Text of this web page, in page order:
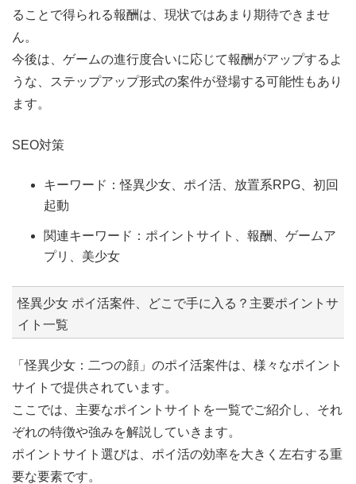
ることで得られる報酬は、現状ではあまり期待できませ
ん。
今後は、ゲームの進行度合いに応じて報酬がアップするよ
うな、ステップアップ形式の案件が登場する可能性もあり
ます。
SEO対策
キーワード：怪異少女、ポイ活、放置系RPG、初回
起動
関連キーワード：ポイントサイト、報酬、ゲームア
プリ、美少女
怪異少女 ポイ活案件、どこで手に入る？主要ポイントサ
イト一覧
「怪異少女：二つの顔」のポイ活案件は、様々なポイント
サイトで提供されています。
ここでは、主要なポイントサイトを一覧でご紹介し、それ
ぞれの特徴や強みを解説していきます。
ポイントサイト選びは、ポイ活の効率を大きく左右する重
要な要素です。